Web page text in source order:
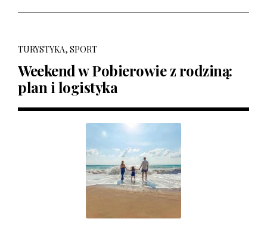
TURYSTYKA, SPORT
Weekend w Pobierowie z rodziną:
plan i logistyka